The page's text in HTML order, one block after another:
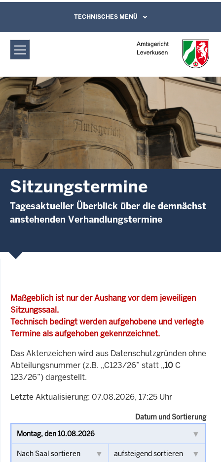
Amtsgericht Leverkusen:
Sitzungstermine
Direkt zum Inhalt
Leichte Sprache, Gebärdensprachenvideo
und Kontaktformular
TECHNISCHES MENÜ
Sitzungstermine
Tagesaktueller Überblick über die demnächst
anstehenden Verhandlungstermine
Maßgeblich ist nur der Aushang vor dem jeweiligen
Sitzungssaal.
Technisch bedingt werden aufgehobene und verlegte
Termine als aufgehoben gekennzeichnet.
Das Aktenzeichen wird aus Datenschutzgründen ohne
Abteilungsnummer (z.B. „C123/26” statt „10 C
123/26”) dargestellt.
Letzte Aktualisierung: 07.08.2026, 17:25 Uhr
Datum und Sortierung